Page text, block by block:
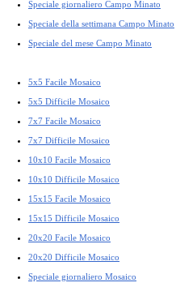
Speciale giornaliero Campo Minato
Speciale della settimana Campo Minato
Speciale del mese Campo Minato
5x5 Facile Mosaico
5x5 Difficile Mosaico
7x7 Facile Mosaico
7x7 Difficile Mosaico
10x10 Facile Mosaico
10x10 Difficile Mosaico
15x15 Facile Mosaico
15x15 Difficile Mosaico
20x20 Facile Mosaico
20x20 Difficile Mosaico
Speciale giornaliero Mosaico